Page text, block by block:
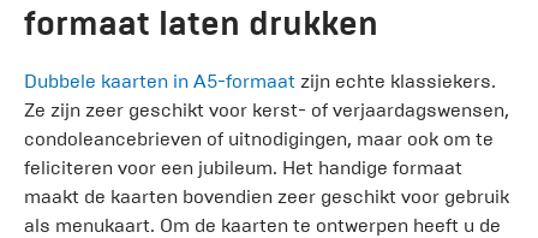
formaat laten drukken
Dubbele kaarten in A5-formaat zijn echte klassiekers.
Ze zijn zeer geschikt voor kerst- of verjaardagswensen,
condoleancebrieven of uitnodigingen, maar ook om te
feliciteren voor een jubileum. Het handige formaat
maakt de kaarten bovendien zeer geschikt voor gebruik
als menukaart. Om de kaarten te ontwerpen heeft u de